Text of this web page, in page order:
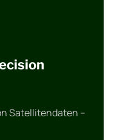
Satellitendaten –